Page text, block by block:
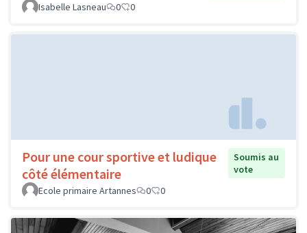
Isabelle Lasneau
0 0
Pour une cour sportive et ludique
côté élémentaire
Soumis au
vote
Ecole primaire Artannes
0 0